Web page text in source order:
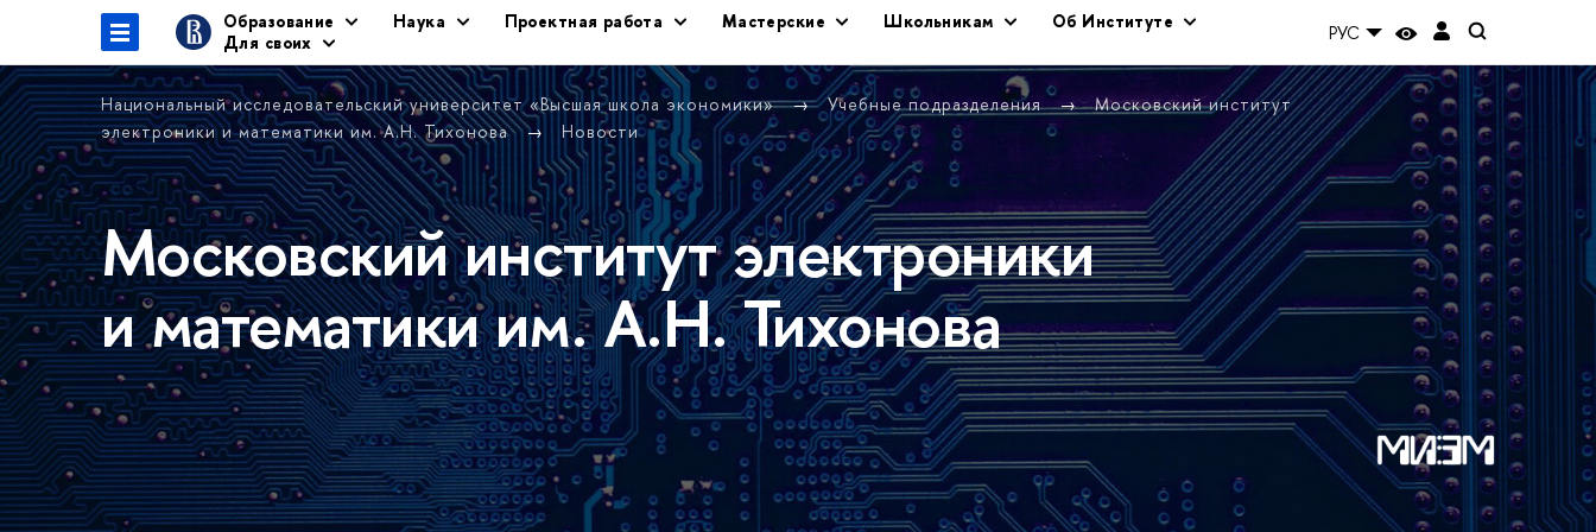
Образование Наука Проектная работа Мастерские Школьникам
Об Институте
Для своих
РУС
Национальный исследовательский университет «Высшая школа экономики» Учебные подразделения
Московский институт
электроники и математики им. А.Н. Тихонова
Новости
Московский институт электроники
и математики им. А.Н. Тихонова